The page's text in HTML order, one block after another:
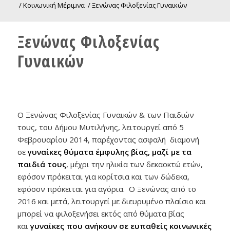
/Κοινωνική Μέριμνα /Ξενώνας Φιλοξενίας Γυναικών
Ξενώνας Φιλοξενίας
Γυναικών
Ο Ξενώνας Φιλοξενίας Γυναικών & των Παιδιών
τους, του Δήμου Μυτιλήνης, λειτουργεί από 5
Φεβρουαρίου 2014, παρέχοντας ασφαλή διαμονή
σεγυναίκες θύματα έμφυλης βίας, μαζί με τα
παιδιά τους, μέχρι την ηλικία των δεκαοκτώ ετών,
εφόσον πρόκειται για κορίτσια και των δώδεκα,
εφόσον πρόκειται για αγόρια. Ο Ξενώνας από το
2016 και μετά, λειτουργεί με διευρυμένο πλαίσιο και
μπορεί να φιλοξενήσει εκτός από θύματα βίας
καιγυναίκες που ανήκουν σε ευπαθείς κοινωνικές